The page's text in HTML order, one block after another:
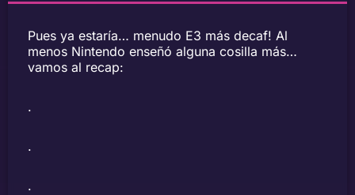
Pues ya estaría… menudo E3 más decaf! Al
menos Nintendo enseñó alguna cosilla más…
vamos al recap:
.
.
.